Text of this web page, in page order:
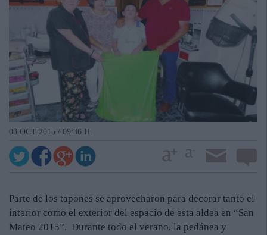
03 OCT 2015 / 09:36 H.
Parte de los tapones se aprovecharon para decorar tanto el
interior como el exterior del espacio de esta aldea en “San
Mateo 2015”. Durante todo el verano, la pedánea y